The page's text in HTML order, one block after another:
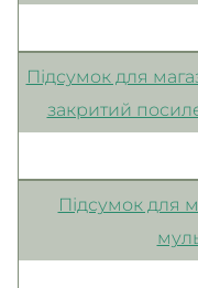
Підсумок для
закритий
Підсумок для